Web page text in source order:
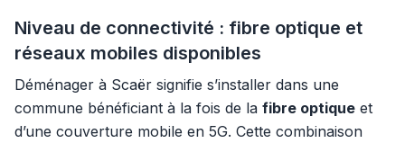
Niveau de connectivité : fibre optique et
réseaux mobiles disponibles
Déménager à Scaër signifie s’installer dans une
commune bénéficiant à la fois de la fibre optique et
d’une couverture mobile en 5G. Cette combinaison